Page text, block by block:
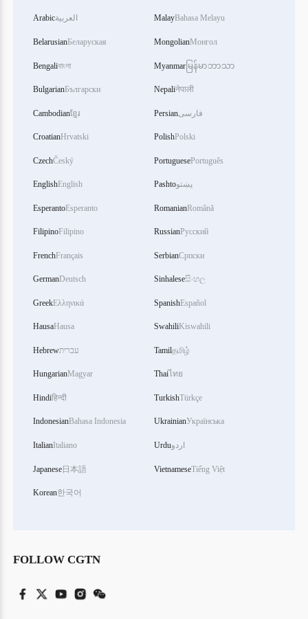
Arabicالعربية
BelarusianБеларуская
Bengaliবাংলা
BulgarianБългарски
Cambodianខ្មែរ
CroatianHrvatski
CzechČeský
EnglishEnglish
EsperantoEsperanto
FilipinoFilipino
FrenchFrançais
GermanDeutsch
GreekΕλληνικά
HausaHausa
Hebrewעברית
HungarianMagyar
Hindiहिन्दी
IndonesianBahasa Indonesia
ItalianItaliano
Japanese日本語
Korean한국어
MalayBahasa Melayu
MongolianМонгол
Myanmar မြန်မာဘာသာ
Nepaliनेपाली
Persianفارسی
PolishPolski
PortuguesePortuguês
Pashtoپښتو
RomanianRomână
RussianРусский
SerbianСрпски
Sinhaleseසිංහල
SpanishEspañol
SwahiliKiswahili
Tamilதமிழ்
Thaiไทย
TurkishTürkçe
UkrainianУкраїнська
Urduاردو
VietnameseTiếng Việt
FOLLOW CGTN